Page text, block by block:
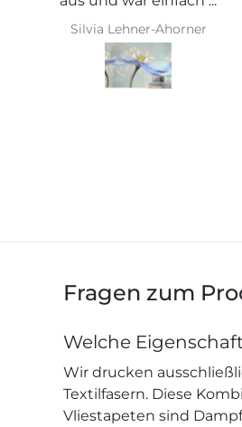
Iris Griese
Fragen zum
Welche
Wir drucken
Textilfasern. Diese
Vliestapeten sind